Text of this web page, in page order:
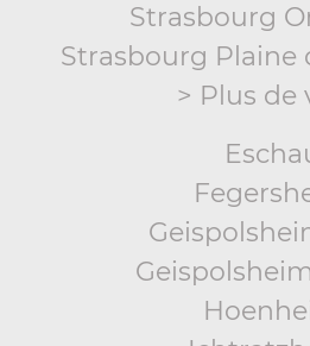
Strasbourg
Strasbourg Plaine
> Plus de